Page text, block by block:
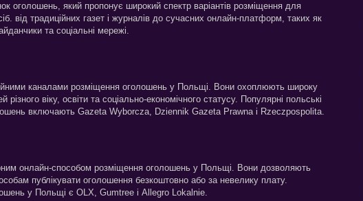
оголошень, який пропонує широкий спектр варіантів розміщення для
від традиційних газет і журналів до сучасних онлайн-платформ, таких як
та соціальні мережі.
каналами розміщення оголошень у Польщі. Вони охоплюють широку
віку, освіти та соціально-економічного статусу. Популярні польські
включають Gazeta Wyborcza, Dziennik Gazeta Prawna і Rzeczpospolita.
онлайн-способом розміщення оголошень у Польщі. Вони дозволяють
публікувати оголошення безкоштовно або за невелику плату.
у Польщі є OLX, Gumtree і Allegro Lokalnie.